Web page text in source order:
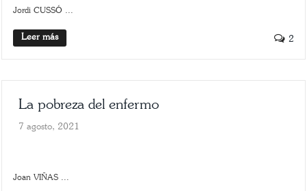
Jordi CUSSÓ ...
Leer más 2
La pobreza del enfermo
7 agosto, 2021
Joan VIÑAS ...